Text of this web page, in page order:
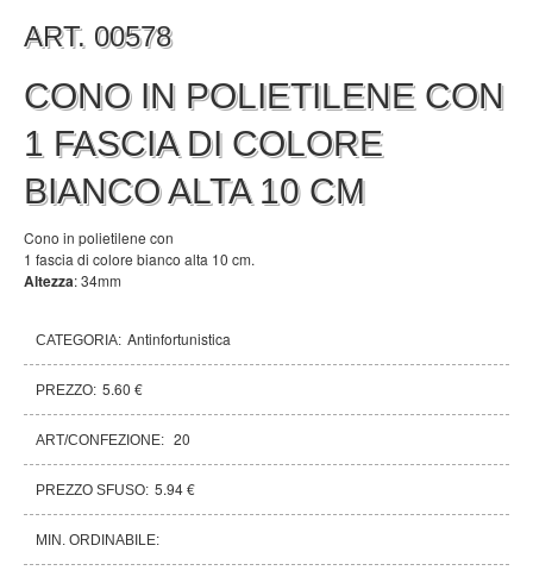
ART. 00578
CONO IN POLIETILENE CON
1 FASCIA DI COLORE
BIANCO ALTA 10 CM
Cono in polietilene con
1 fascia di colore bianco alta 10 cm.
Altezza: 34mm
CATEGORIA: Antinfortunistica
PREZZO: 5.60 €
ART/CONFEZIONE: 20
PREZZO SFUSO: 5.94 €
MIN. ORDINABILE: